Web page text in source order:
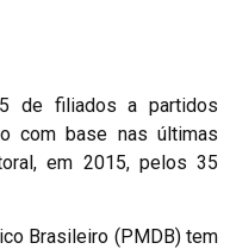
de filiados a partidos
com base nas últimas
em 2015, pelos 35
Brasileiro (PMDB) tem